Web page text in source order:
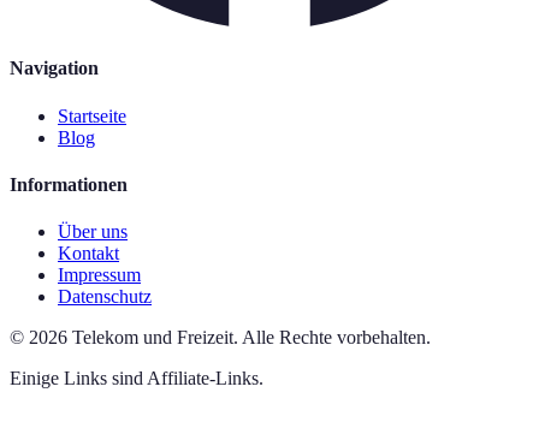
Navigation
Startseite
Blog
Informationen
Über uns
Kontakt
Impressum
Datenschutz
© 2026 Telekom und Freizeit. Alle Rechte vorbehalten.
Einige Links sind Affiliate-Links.